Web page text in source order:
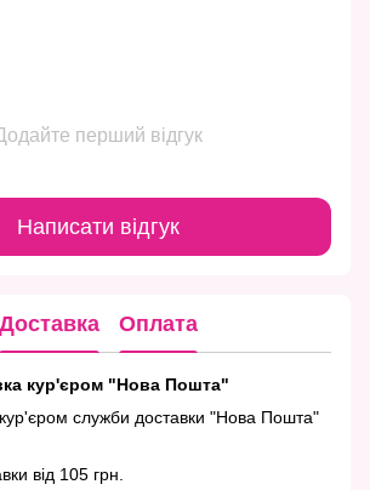
перший відгук
Написати відгук
Доставка Оплата
кур'єром "Нова Пошта"
служби доставки "Нова Пошта"
від 105 грн.